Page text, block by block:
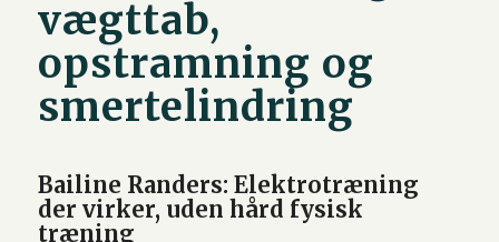
vægttab,
opstramning og
smertelindring
Bailine Randers: Elektrotræning
der virker, uden hård fysisk
træning